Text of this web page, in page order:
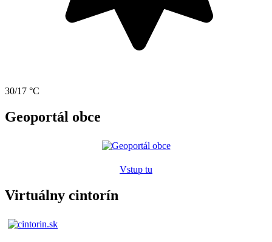
30/17 °C
Geoportál obce
Vstup tu
Virtuálny cintorín